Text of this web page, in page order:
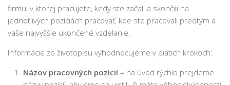
firmu, v ktorej pracujete, kedy ste začali a skončili na
jednotlivých pozíciách pracovať, kde ste pracovali predtým a
vaše najvyššie ukončené vzdelanie.
Informácie zo životopisu vyhodnocujeme v piatich krokoch:
Názov pracovných pozícií – na úvod rýchlo prejdeme